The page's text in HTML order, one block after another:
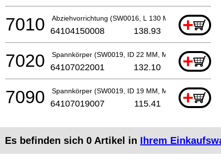
Abziehvorrichtung (SW0016, L 130 MM, M 12)
+
7010 64104150008 138.93
Spannkörper (SW0019, ID 22 MM, M 6) +
7020 64107022001 132.10
Spannkörper (SW0019, ID 19 MM, M 6) +
7090 64107019007 115.41
Es befinden sich 0 Artikel in Ihrem